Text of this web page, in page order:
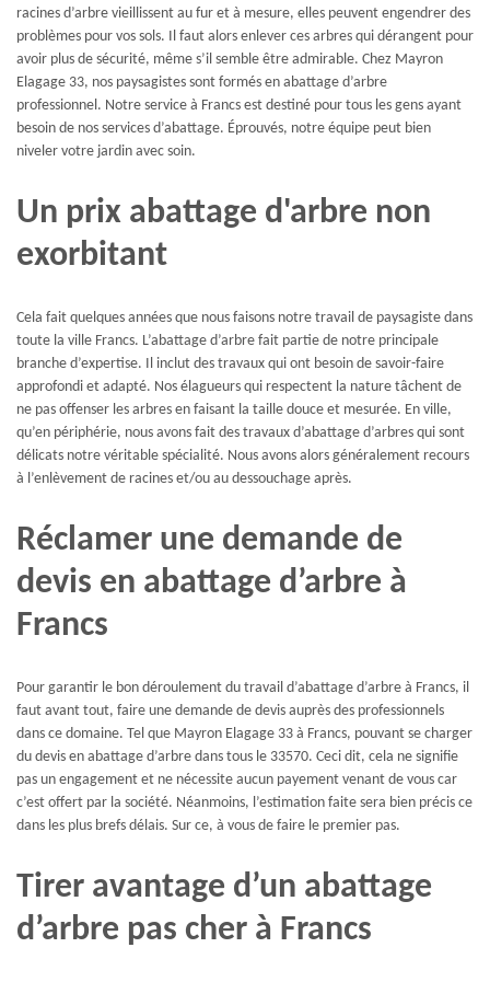
racines d’arbre vieillissent au fur et à mesure, elles peuvent engendrer des
problèmes pour vos sols. Il faut alors enlever ces arbres qui dérangent pour
avoir plus de sécurité, même s’il semble être admirable. Chez Mayron
Elagage 33, nos paysagistes sont formés en abattage d’arbre
professionnel. Notre service à Francs est destiné pour tous les gens ayant
besoin de nos services d’abattage. Éprouvés, notre équipe peut bien
niveler votre jardin avec soin.
Un prix abattage d'arbre non
exorbitant
Cela fait quelques années que nous faisons notre travail de paysagiste dans
toute la ville Francs. L’abattage d’arbre fait partie de notre principale
branche d’expertise. Il inclut des travaux qui ont besoin de savoir-faire
approfondi et adapté. Nos élagueurs qui respectent la nature tâchent de
ne pas offenser les arbres en faisant la taille douce et mesurée. En ville,
qu’en périphérie, nous avons fait des travaux d’abattage d’arbres qui sont
délicats notre véritable spécialité. Nous avons alors généralement recours
à l’enlèvement de racines et/ou au dessouchage après.
Réclamer une demande de
devis en abattage d’arbre à
Francs
Pour garantir le bon déroulement du travail d’abattage d’arbre à Francs, il
faut avant tout, faire une demande de devis auprès des professionnels
dans ce domaine. Tel que Mayron Elagage 33 à Francs, pouvant se charger
du devis en abattage d’arbre dans tous le 33570. Ceci dit, cela ne signifie
pas un engagement et ne nécessite aucun payement venant de vous car
c’est offert par la société. Néanmoins, l’estimation faite sera bien précis ce
dans les plus brefs délais. Sur ce, à vous de faire le premier pas.
Tirer avantage d’un abattage
d’arbre pas cher à Francs